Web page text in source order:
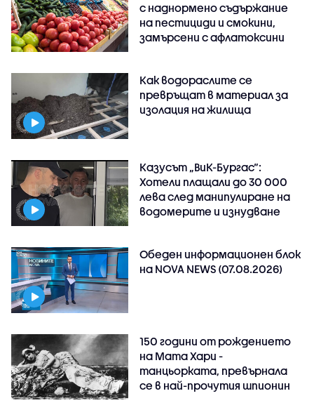
с наднормено съдържание
на пестициди и смокини,
замърсени с афлатоксини
Как водораслите се
превръщат в материал за
изолация на жилища
Казусът „ВиК-Бургас“:
Хотели плащали до 30 000
лева след манипулиране на
водомерите и изнудване
Обеден информационен блок
на NOVA NEWS (07.08.2026)
150 години от рождението
на Мата Хари -
танцьорката, превърнала
се в най-прочутия шпионин